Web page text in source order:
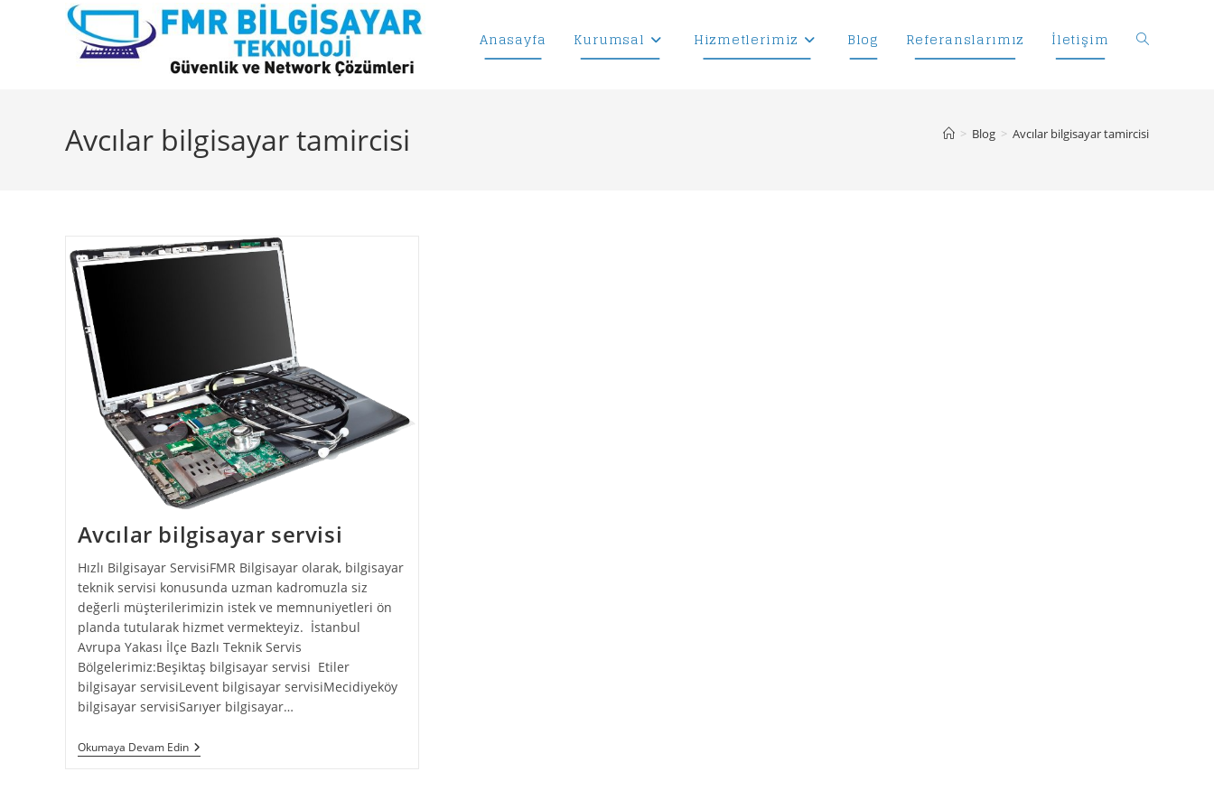
Anasayfa Kurumsal Hizmetlerimiz Blog Referanslarımız İletişim Toggle
Avcılar bilgisayar tamircisi > Blog > Avcılar bilgisayar tamircisi
Avcılar bilgisayar servisi
Hızlı Bilgisayar ServisiFMR Bilgisayar olarak, bilgisayar
teknik servisi konusunda uzman kadromuzla siz
değerli müşterilerimizin istek ve memnuniyetleri ön
planda tutularak hizmet vermekteyiz. İstanbul
Avrupa Yakası İlçe Bazlı Teknik Servis
Bölgelerimiz:Beşiktaş bilgisayar servisi Etiler
bilgisayar servisiLevent bilgisayar servisiMecidiyeköy
bilgisayar servisiSarıyer bilgisayar…
Okumaya Devam EdinAvcılar
Bilgisayar